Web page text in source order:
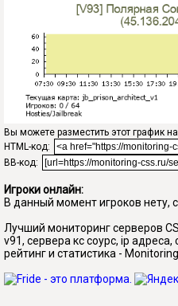
Вы можете разместить этот график
HTML-код:
BB-код:
Игроки онлайн:
В данный момент игроков нету,
Лучший мониторинг серверов
v91, сервера кс соурс, ip
рейтинг и статистика -